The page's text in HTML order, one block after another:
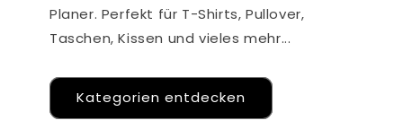
Planer. Perfekt für T-Shirts, Pullover,
Taschen, Kissen und vieles mehr...
Kategorien entdecken